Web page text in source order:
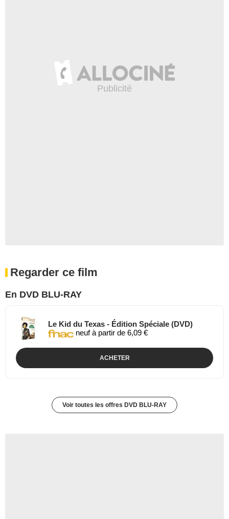
Regarder ce film
En DVD BLU-RAY
Le Kid du Texas - Édition Spéciale (DVD)
neuf à partir de 6,09 €
ACHETER
Voir toutes les offres DVD BLU-RAY